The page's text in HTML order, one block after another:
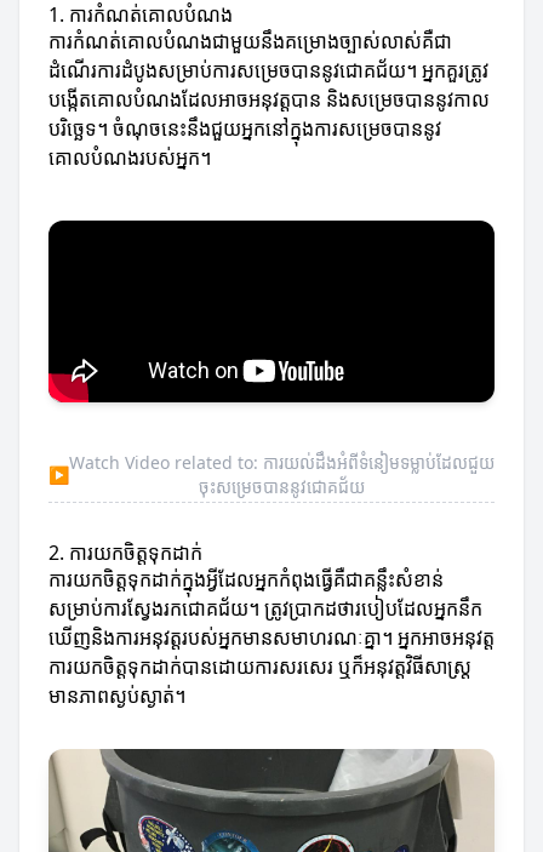
1. ការកំណត់គោលបំណង
ការកំណត់គោលបំណងជាមួយនឹងគម្រោងច្បាស់លាស់គឺជា
ដំណើរការដំបូងសម្រាប់ការសម្រេចបាននូវជោគជ័យ។ អ្នកគួរត្រូវ
បង្កើតគោលបំណងដែលអាចអនុវត្តបាន និងសម្រេចបាននូវកាល
បរិច្ឆេទ។ ចំណុចនេះនឹងជួយអ្នកនៅក្នុងការសម្រេចបាននូវ
គោលបំណងរបស់អ្នក។
▶
Watch Video related to: ការយល់ដឹងអំពីទំនៀមទម្លាប់ដែលជួយ
ចុះសម្រេចបាននូវជោគជ័យ
2. ការយកចិត្តទុកដាក់
ការយកចិត្តទុកដាក់ក្នុងអ្វីដែលអ្នកកំពុងធ្វើគឺជាគន្លឹះសំខាន់
សម្រាប់ការស្វែងរកជោគជ័យ។ ត្រូវប្រាកដថារបៀបដែលអ្នកនឹក
ឃើញនិងការអនុវត្តរបស់អ្នកមានសមាហរណៈគ្នា។ អ្នកអាចអនុវត្ត
ការយកចិត្តទុកដាក់បានដោយការសរសេរ ឬក៏អនុវត្តវិធីសាស្ត្រ
មានភាពស្ងប់ស្ងាត់។